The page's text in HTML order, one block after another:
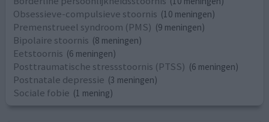
Obsessieve-compulsieve stoornis (10 meningen)
Premenstrueel syndroom (PMS) (9 meningen)
Bipolaire stoornis (8 meningen)
Eetstoornis (6 meningen)
Posttraumatische stressstoornis (PTSS) (6 meningen)
Postnatale depressie (3 meningen)
Sociale fobie (1 mening)